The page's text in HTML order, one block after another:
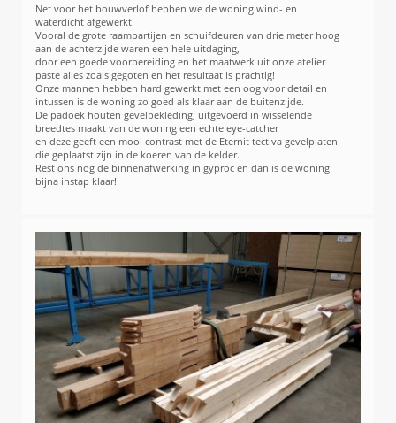
Net voor het bouwverlof hebben we de woning wind- en
waterdicht afgewerkt.
Vooral de grote raampartijen en schuifdeuren van drie meter hoog
aan de achterzijde waren een hele uitdaging,
door een goede voorbereiding en het maatwerk uit onze atelier
paste alles zoals gegoten en het resultaat is prachtig!
Onze mannen hebben hard gewerkt met een oog voor detail en
intussen is de woning zo goed als klaar aan de buitenzijde.
De padoek houten gevelbekleding, uitgevoerd in wisselende
breedtes maakt van de woning een echte eye-catcher
en deze geeft een mooi contrast met de Eternit tectiva gevelplaten
die geplaatst zijn in de koeren van de kelder.
Rest ons nog de binnenafwerking in gyproc en dan is de woning
bijna instap klaar!